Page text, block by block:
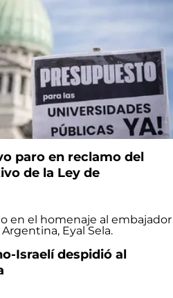
paro en reclamo del
de la Ley de
Israelí despidió al